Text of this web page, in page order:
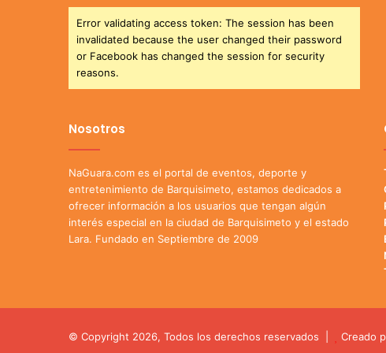
Error validating access token: The session has been
invalidated because the user changed their password
or Facebook has changed the session for security
reasons.
Nosotros
NaGuara.com es el portal de eventos, deporte y
entretenimiento de Barquisimeto, estamos dedicados a
ofrecer información a los usuarios que tengan algún
interés especial en la ciudad de Barquisimeto y el estado
Lara. Fundado en Septiembre de 2009
© Copyright 2026, Todos los derechos reservados | Creado